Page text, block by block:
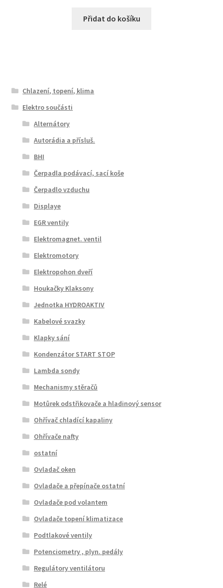
Přidat do košíku
Chlazení, topení, klima
Elektro součásti
Alternátory
Autorádia a přísluš.
BHI
Čerpadla podávací, sací koše
Čerpadlo vzduchu
Displaye
EGR ventily
Elektromagnet. ventil
Elektromotory
Elektropohon dveří
Houkačky Klaksony
Jednotka HYDROAKTIV
Kabelové svazky
Klapky sání
Kondenzátor START STOP
Lambda sondy
Mechanismy stěračů
Motůrek odstřikovače a hladinový sensor
Ohřívač chladící kapaliny
Ohřívače nafty
ostatní
Ovladač oken
Ovladače a přepínače ostatní
Ovladače pod volantem
Ovladače topení klimatizace
Podtlakové ventily
Potenciometry , plyn. pedály
Regulátory ventilátoru
Relé